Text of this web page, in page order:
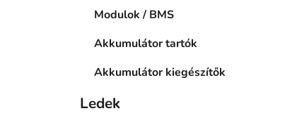
Modulok / BMS
Akkumulátor tartók
Akkumulátor kiegészítők
Ledek